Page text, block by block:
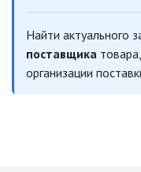
Найти актуального
поставщика
организации